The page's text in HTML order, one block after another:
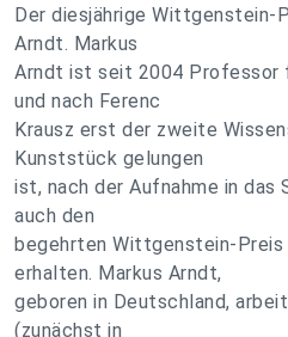
Der diesjährige Wittgenstein-
Arndt. Markus
Arndt ist seit 2004 Professor
und nach Ferenc
Krausz erst der zweite
Kunststück gelungen
ist, nach der Aufnahme in das
auch den
begehrten Wittgenstein-Preis
erhalten. Markus Arndt,
geboren in Deutschland,
(zunächst in